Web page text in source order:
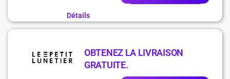
Détails
OBTENEZ LA LIVRAISON
GRATUITE.